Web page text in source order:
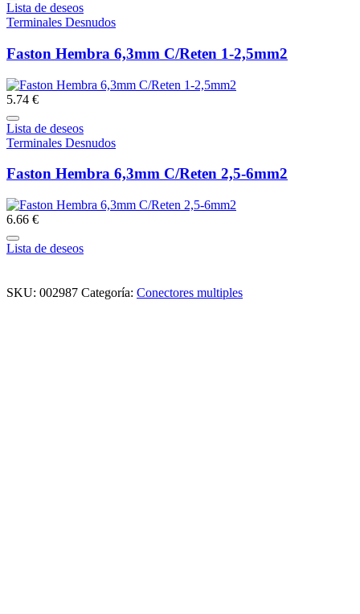
Lista de deseos
Terminales Desnudos
Faston Hembra 6,3mm C/Reten 1-2,5mm2
5.74 €
Lista de deseos
Terminales Desnudos
Faston Hembra 6,3mm C/Reten 2,5-6mm2
6.66 €
Lista de deseos
SKU: 002987 Categoría: Conectores multiples